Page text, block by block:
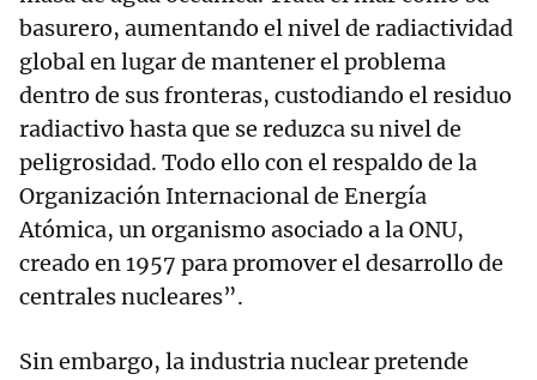
basurero, aumentando el nivel de radiactividad
global en lugar de mantener el problema
dentro de sus fronteras, custodiando el residuo
radiactivo hasta que se reduzca su nivel de
peligrosidad. Todo ello con el respaldo de la
Organización Internacional de Energía
Atómica, un organismo asociado a la ONU,
creado en 1957 para promover el desarrollo de
centrales nucleares”.
Sin embargo, la industria nuclear pretende